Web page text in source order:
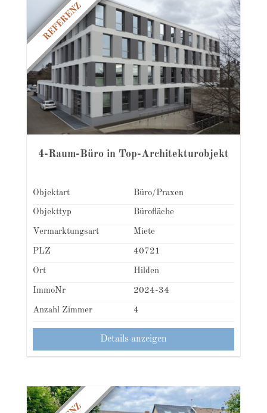
REFERENZ
4-Raum-Büro in Top-Architekturobjekt
Objektart Büro/Praxen
Objekttyp Bürofläche
Vermarktungsart Miete
PLZ 40721
Ort Hilden
ImmoNr 2024-34
Anzahl Zimmer 4
Details anzeigen